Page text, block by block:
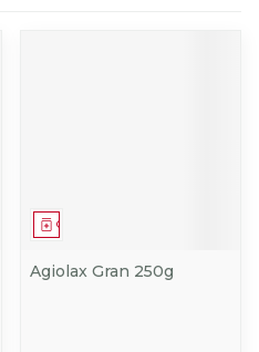
Geneesmiddel
Agiolax Gran 250g